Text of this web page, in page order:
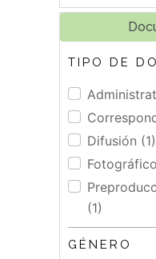
TIPO DE
Difusión (1)
(1)
GÉNERO